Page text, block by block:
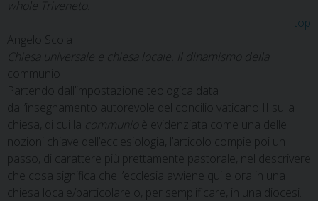
whole Triveneto.
top
Angelo Scola
Chiesa universale e chiesa locale. Il dinamismo della
communio
Partendo dall’impostazione teologica data
dall’insegnamento autorevole del concilio vaticano II sulla
chiesa, di cui la communio è evidenziata come una delle
nozioni chiave dell’ecclesiologia, l’articolo compie poi un
passo, di carattere più prettamente pastorale, nel descrivere
che cosa significa che l’ecclesia avviene qui e ora in una
chiesa locale/particolare o, per semplificare, in una diocesi.